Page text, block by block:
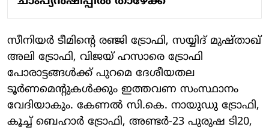
സീനിയർ ടീമിന്റെ രഞ്ജി ട്രോഫി, സയ്യിദ് മുഷ്താഖ്
അലി ട്രോഫി, വിജയ് ഹസാരെ ട്രോഫി
പോരാട്ടങ്ങൾക്ക് പുറമെ ദേശീയതല
ടൂർണമെന്റുകൾക്കും ഇത്തവണ സംസ്ഥാനം
വേദിയാകും. കേണൽ സി.കെ. നായുഡു ട്രോഫി,
കൂച്ച് ബെഹാർ ട്രോഫി, അണ്ടർ-23 പുരുഷ ടി20,